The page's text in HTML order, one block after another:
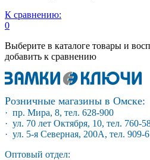
К сравнению:
0
Выберите в каталоге товары и
добавить к сравнению
Розничные магазины в Омске:
· пр. Мира, 8, тел. 628-900
· ул. 70 лет Октября, 10, тел. 760-
· ул. 5-я Северная, 200А, тел. 909-
Оптовый отдел: